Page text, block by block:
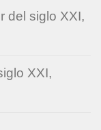
del siglo XXI,
XXI,